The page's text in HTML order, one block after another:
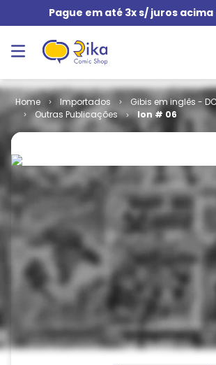
Pague em até 3x s/ juros acima
Importados
Gibis em inglês -
Outras Publicações
Ion # 06